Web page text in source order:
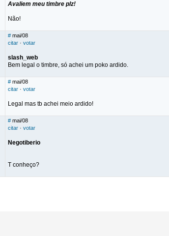
Avaliem meu timbre plz!
Não!
# mai/08
citar · votar
slash_web
Bem legal o timbre, só achei um poko ardido.
# mai/08
citar · votar
Legal mas tb achei meio ardido!
# mai/08
citar · votar
Negotiberio
T conheço?